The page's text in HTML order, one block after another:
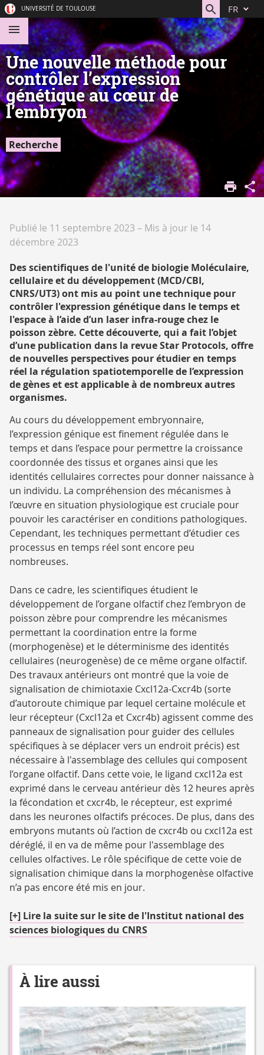
au
contenu
directs
UNIVERSITÉ DE TOULOUSE FR
Une nouvelle méthode pour
contrôler l’expression
génétique au cœur de
l’embryon
Recherche
ACCUEIL
DÉCOUVRIR
RECHERCHE
ACTUALITÉ
RECHERCHE
Publié le 11 septembre 2023 – Mis à jour le 14
décembre 2023
Des scientifiques de l'unité de biologie Moléculaire,
cellulaire et du développement (MCD/CBI,
CNRS/UT3) ont mis au point une technique pour
contrôler l'expression génétique dans le temps et
l'espace à l’aide d’un laser infra-rouge chez le
poisson zèbre. Cette découverte, qui a fait l’objet
d’une publication dans la revue Star Protocols, offre
de nouvelles perspectives pour étudier en temps
réel la régulation spatiotemporelle de l’expression
de gènes et est applicable à de nombreux autres
organismes.
Au cours du développement embryonnaire,
l’expression génique est finement régulée dans le
temps et dans l’espace pour permettre la croissance
coordonnée des tissus et organes ainsi que les
identités cellulaires correctes pour donner naissance à
un individu. La compréhension des mécanismes à
l’œuvre en situation physiologique est cruciale pour
pouvoir les caractériser en conditions pathologiques.
Cependant, les techniques permettant d’étudier ces
processus en temps réel sont encore peu
nombreuses.
Dans ce cadre, les scientifiques étudient le
développement de l’organe olfactif chez l’embryon de
poisson zèbre pour comprendre les mécanismes
permettant la coordination entre la forme
(morphogenèse) et le déterminisme des identités
cellulaires (neurogenèse) de ce même organe olfactif.
Des travaux antérieurs ont montré que la voie de
signalisation de chimiotaxie Cxcl12a-Cxcr4b (sorte
d’autoroute chimique par lequel certaine molécule et
leur récepteur (Cxcl12a et Cxcr4b) agissent comme des
panneaux de signalisation pour guider des cellules
spécifiques à se déplacer vers un endroit précis) est
nécessaire à l'assemblage des cellules qui composent
l’organe olfactif. Dans cette voie, le ligand cxcl12a est
exprimé dans le cerveau antérieur dès 12 heures après
la fécondation et cxcr4b, le récepteur, est exprimé
dans les neurones olfactifs précoces. De plus, dans des
embryons mutants où l’action de cxcr4b ou cxcl12a est
déréglé, il en va de même pour l'assemblage des
cellules olfactives. Le rôle spécifique de cette voie de
signalisation chimique dans la morphogenèse olfactive
n’a pas encore été mis en jour.
[+] Lire la suite sur le site de l'Institut national des
sciences biologiques du CNRS
À lire aussi